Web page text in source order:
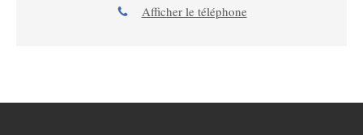
Afficher le téléphone